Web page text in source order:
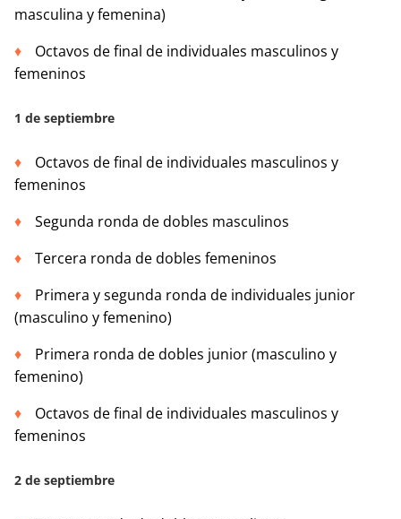
masculina y femenina)
Octavos de final de individuales masculinos y
femeninos
1 de septiembre
Octavos de final de individuales masculinos y
femeninos
Segunda ronda de dobles masculinos
Tercera ronda de dobles femeninos
Primera y segunda ronda de individuales junior
(masculino y femenino)
Primera ronda de dobles junior (masculino y
femenino)
Octavos de final de individuales masculinos y
femeninos
2 de septiembre